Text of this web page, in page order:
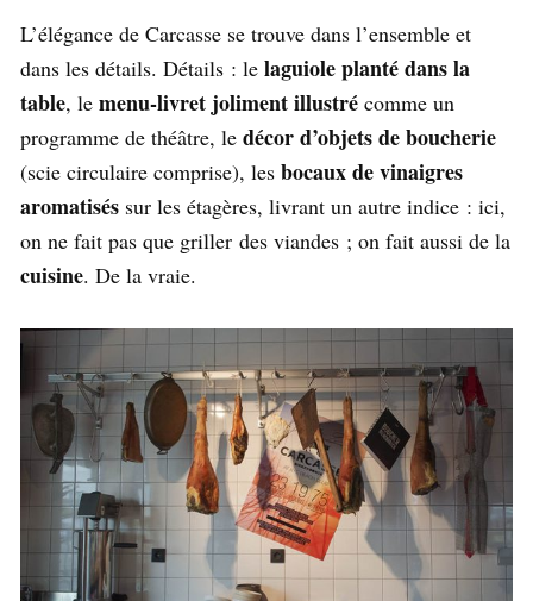
L’élégance de Carcasse se trouve dans l’ensemble et
dans les détails. Détails : le laguiole planté dans la
table, le menu-livret joliment illustré comme un
programme de théâtre, le décor d’objets de boucherie
(scie circulaire comprise), les bocaux de vinaigres
aromatisés sur les étagères, livrant un autre indice : ici,
on ne fait pas que griller des viandes ; on fait aussi de la
cuisine. De la vraie.